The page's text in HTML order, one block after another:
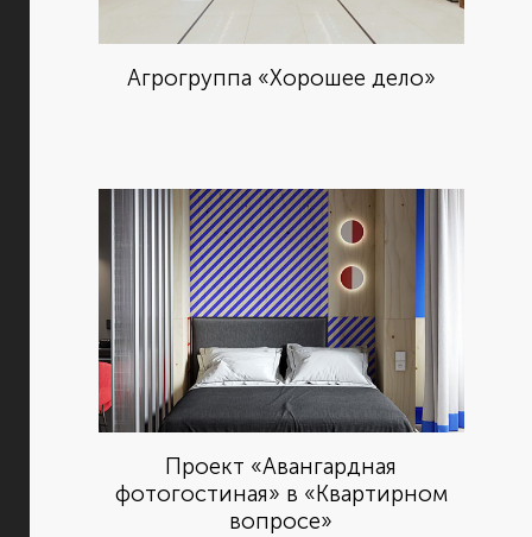
Агрогруппа «Хорошее дело»
Проект «Авангардная
фотогостиная» в «Квартирном
вопросе»